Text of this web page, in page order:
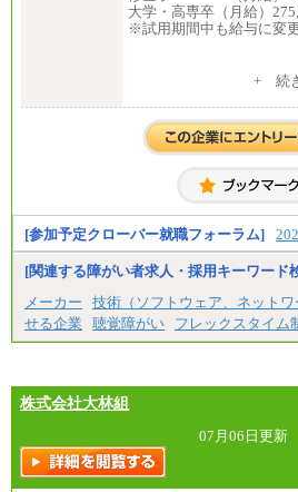
大学・高専卒（月給）
※試用期間中も給与に変
大学・高専卒（月給）
※試用期間中も給与に変
+ 続
[参加予定クローバー就職フォーラム]
[関連する障がい者求人・採用キーワード
メーカー
技術（ソフトウェア、ネットワ
せる企業
聴覚障がい フレックスタイム
株式会社大林組
07月06日更新